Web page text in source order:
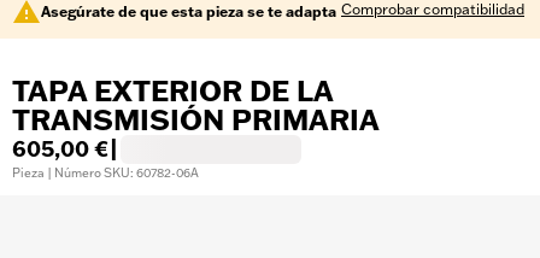
Asegúrate de que esta pieza se te adapta Comprobar compatibilidad
TAPA EXTERIOR DE LA
TRANSMISIÓN PRIMARIA
605,00 €
Pieza | Número SKU: 60782-06A